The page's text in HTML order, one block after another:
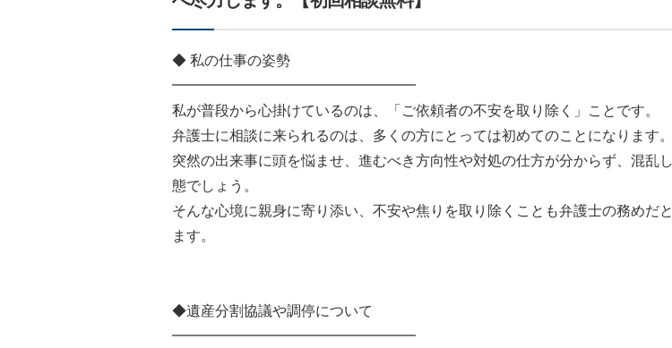
◆ 私の仕事の姿勢
━━━━━━━━━━━━━━━━━
私が普段から心掛けているのは、「ご依頼者の不安を取り除く」ことです。
弁護士に相談に来られるのは、多くの方にとっては初めてのことになります。
突然の出来事に頭を悩ませ、進むべき方向性や対処の仕方が分からず、混乱
態でしょう。
そんな心境に親身に寄り添い、不安や焦りを取り除くことも弁護士の務めだ
ます。
◆遺産分割協議や調停について
━━━━━━━━━━━━━━━━━